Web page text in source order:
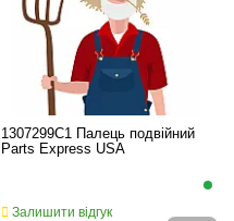
1307299C1 Палець подвійний
Parts Express USA
Залишити відгук